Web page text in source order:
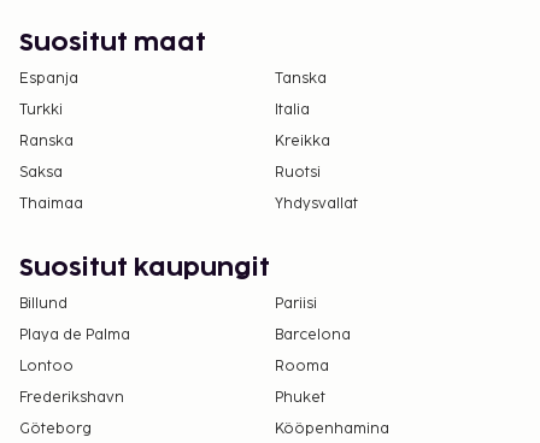
Suositut maat
Espanja
Tanska
Turkki
Italia
Ranska
Kreikka
Saksa
Ruotsi
Thaimaa
Yhdysvallat
Suositut kaupungit
Billund
Pariisi
Playa de Palma
Barcelona
Lontoo
Rooma
Frederikshavn
Phuket
Göteborg
Kööpenhamina